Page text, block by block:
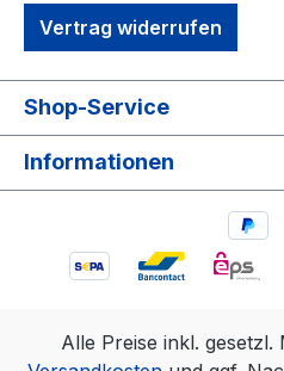
Vertrag widerrufen
Shop-Service
Informationen
Alle Preise inkl.